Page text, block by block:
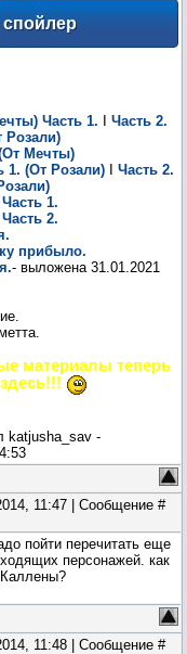
Часть 1.
Часть 2.
Розали)
Мечты)
1. (От Розали)
Часть 2.
1.
2.
прибыло.
- выложена 31.01.2021
материалы теперь
katjusha_sav -
11:47 | Сообщение #
пойти перечитать еще
персонажей. как
11:48 | Сообщение #